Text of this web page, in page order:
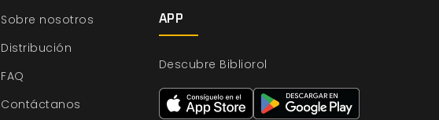
Sobre nosotros
Distribución
FAQ
Contáctanos
APP
Descubre Bibliorol